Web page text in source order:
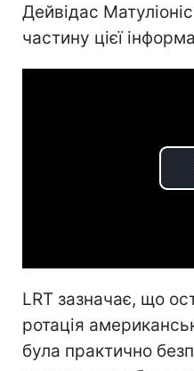
Дейвідас
частину цієї
LRT зазначає, що
ротація
була практично